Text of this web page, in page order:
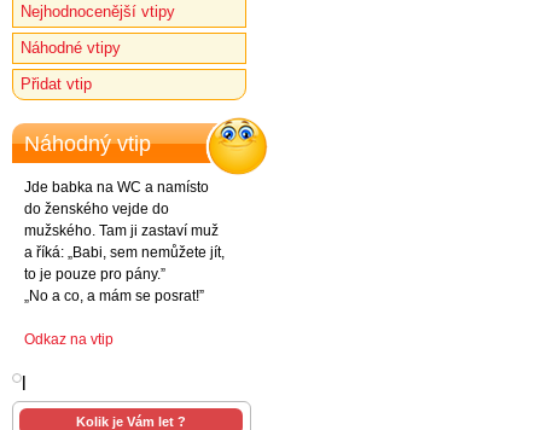
Nejhodnocenější vtipy
Náhodné vtipy
Přidat vtip
Náhodný vtip
Jde babka na WC a namísto
do ženského vejde do
mužského. Tam ji zastaví muž
a říká: „Babi, sem nemůžete jít,
to je pouze pro pány.”
„No a co, a mám se posrat!”
Odkaz na vtip
Kolik je Vám let ?